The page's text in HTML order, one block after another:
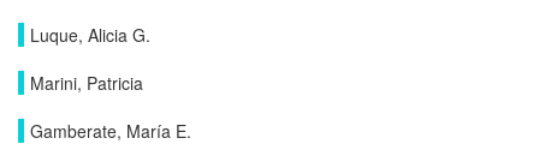
Luque, Alicia G.
Marini, Patricia
Gamberate, María E.